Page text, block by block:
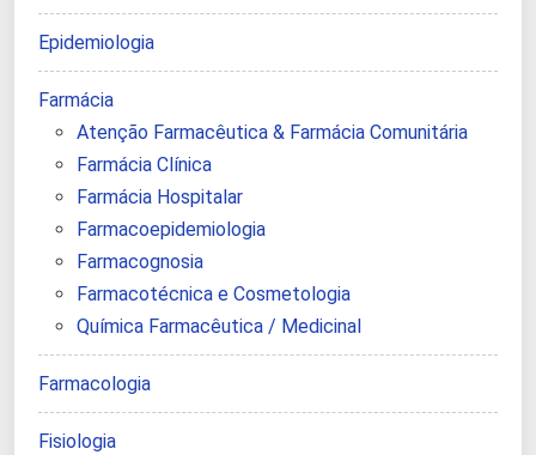
Epidemiologia
Farmácia
Atenção Farmacêutica & Farmácia Comunitária
Farmácia Clínica
Farmácia Hospitalar
Farmacoepidemiologia
Farmacognosia
Farmacotécnica e Cosmetologia
Química Farmacêutica / Medicinal
Farmacologia
Fisiologia